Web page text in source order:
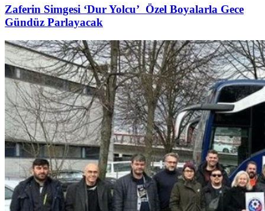
Zaferin Simgesi ‘Dur Yolcu’ Özel Boyalarla Gece
Gündüz Parlayacak